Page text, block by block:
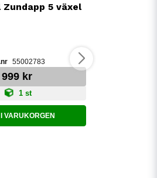
Zundapp 5 växel
55002783
999 kr
1 st
VARUKORGEN